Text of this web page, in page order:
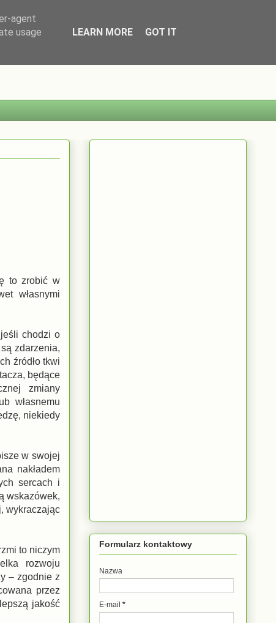
to zrobić w
własnymi
chodzi o
zdarzenia,
źródło tkwi
będące
zmiany
własnemu
niekiedy
w swojej
nakładem
sercach i
wskazówek,
wykraczając
to niczym
rozwoju
– zgodnie z
przez
jakość
Formularz kontaktowy
Nazwa
E-mail *
agent
usage
LEARN MORE GOT IT